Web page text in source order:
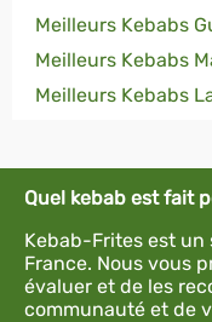
Meilleurs Kebabs
Meilleurs Kebabs
Meilleurs Kebabs
Quel kebab est fait
Kebab-Frites est un
France. Nous vous
évaluer et de les
communauté et de